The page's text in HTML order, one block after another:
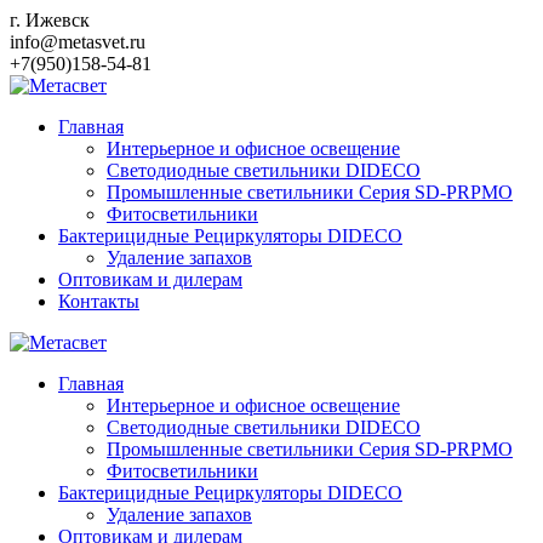
Перейти
к
контенту
г. Ижевск
info@metasvet.ru
+7(950)158-54-81
Главная
Интерьерное и офисное освещение
Светодиодные светильники DIDECO
Промышленные светильники Серия SD-PRPMO
Фитосветильники
Бактерицидные Рециркуляторы DIDECO
Удаление запахов
Оптовикам и дилерам
Контакты
Главная
Интерьерное и офисное освещение
Светодиодные светильники DIDECO
Промышленные светильники Серия SD-PRPMO
Фитосветильники
Бактерицидные Рециркуляторы DIDECO
Удаление запахов
Оптовикам и дилерам